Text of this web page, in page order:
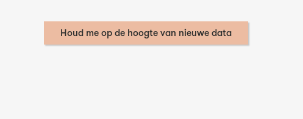
Houd me op de hoogte van nieuwe data